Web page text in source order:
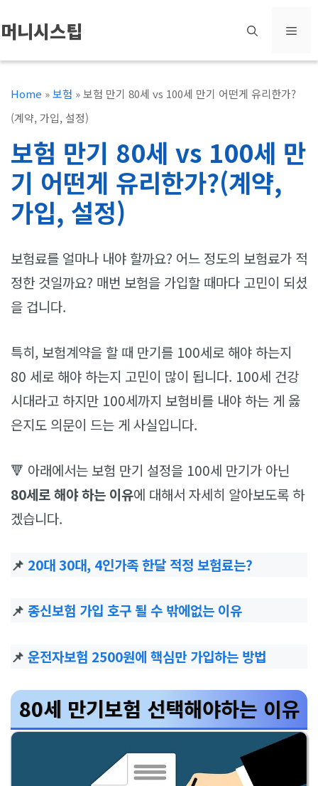
텐
츠
머니시스팁 메
Home »보험 »보험 만기 80세 vs 100세 만기 어떤게 유리한가?
(계약, 가입, 설정)
보험 만기 80세 vs 100세 만
기 어떤게 유리한가?(계약,
가입, 설정)
보험료를 얼마나 내야 할까요? 어느 정도의 보험료가 적
정한 것일까요? 매번 보험을 가입할 때마다 고민이 되셨
을 겁니다.
특히, 보험계약을 할 때 만기를 100세로 해야 하는지
80 세로 해야 하는지 고민이 많이 됩니다. 100세 건강
시대라고 하지만 100세까지 보험비를 내야 하는 게 옳
은지도 의문이 드는 게 사실입니다.
🔻 아래에서는 보험 만기 설정을 100세 만기가 아닌
80세로 해야 하는 이유에 대해서 자세히 알아보도록 하
겠습니다.
📌 20대 30대, 4인가족 한달 적정 보험료는?
📌 종신보험 가입 호구 될 수 밖에없는 이유
📌 운전자보험 2500원에 핵심만 가입하는 방법
80세 만기보험 선택해야하는 이유